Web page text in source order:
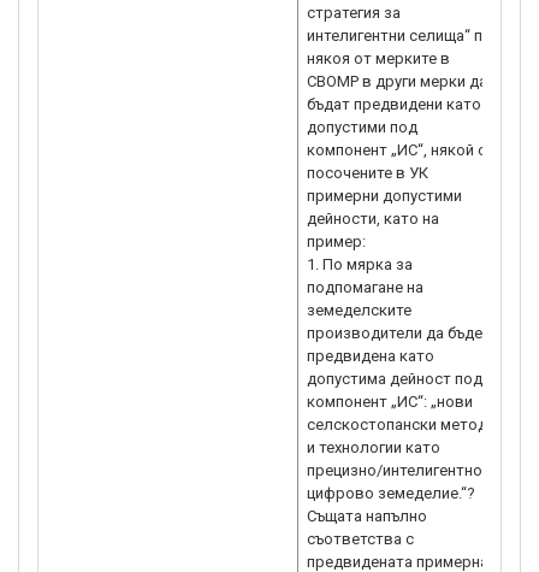
стратегия за
интелигентни селища“ по
някоя от мерките в
СВОМР в други мерки да
бъдат предвидени като
допустими под
компонент „ИС“, някой от
посочените в УК
примерни допустими
дейности, като на
пример:
1. По мярка за
подпомагане на
земеделските
производители да бъде
предвидена като
допустима дейност под
компонент „ИС“: „нови
селскостопански методи
и технологии като
прецизно/интелигентно/
цифрово земеделие.“?
Същата напълно
съответства с
предвидената примерна